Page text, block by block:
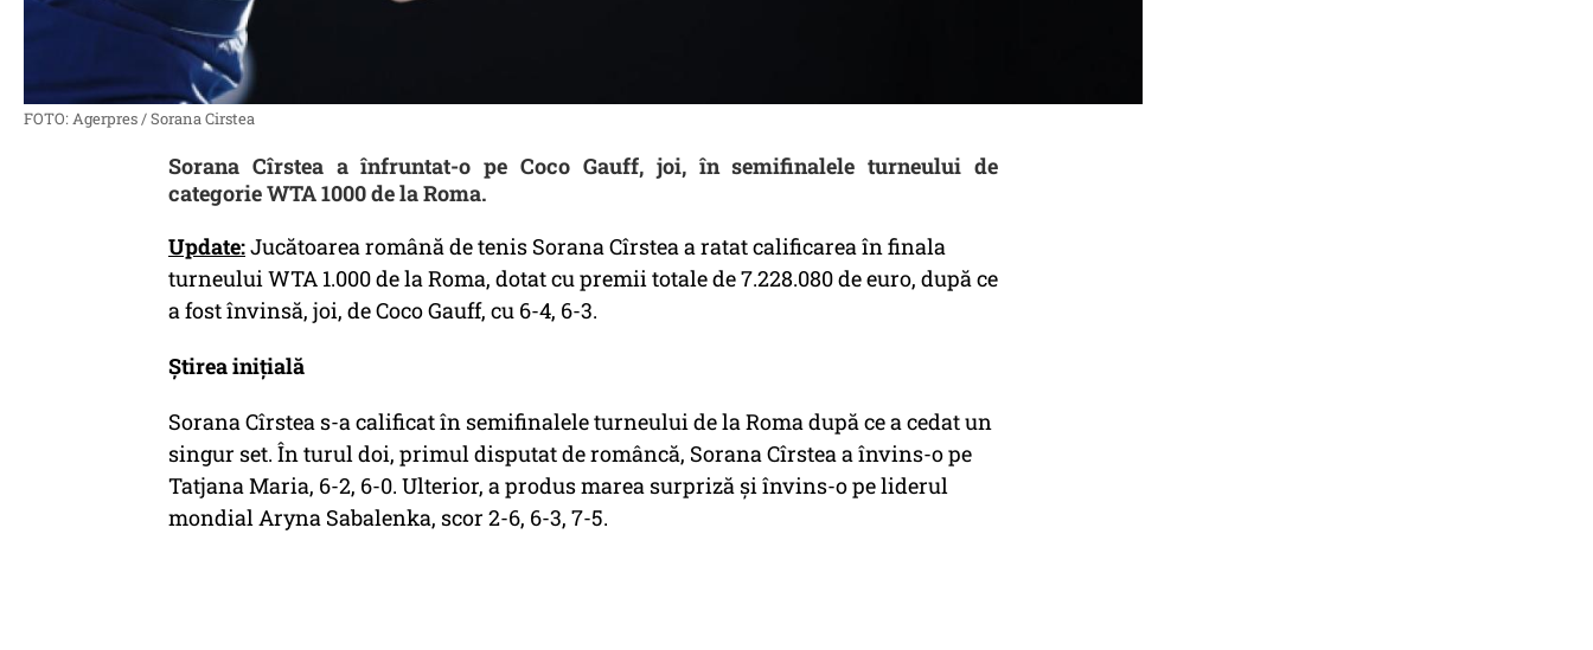
FOTO: Agerpres / Sorana Cirstea
Sorana Cîrstea a înfruntat-o pe Coco Gauff, joi, în semifinalele turneului de
categorie WTA 1000 de la Roma.
Update:Jucătoarea română de tenis Sorana Cîrstea a ratat calificarea în finala
turneului WTA 1.000 de la Roma, dotat cu premii totale de 7.228.080 de euro, după ce
a fost învinsă, joi, de Coco Gauff, cu 6-4, 6-3.
Știrea inițială
Sorana Cîrstea s-a calificat în semifinalele turneului de la Roma după ce a cedat un
singur set. În turul doi, primul disputat de româncă, Sorana Cîrstea a învins-o pe
Tatjana Maria, 6-2, 6-0. Ulterior, a produs marea surpriză și învins-o pe liderul
mondial Aryna Sabalenka, scor 2-6, 6-3, 7-5.